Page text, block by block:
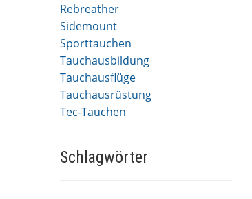
Rebreather
Sidemount
Sporttauchen
Tauchausbildung
Tauchausflüge
Tauchausrüstung
Tec-Tauchen
Schlagwörter